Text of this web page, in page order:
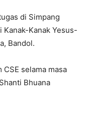
di Simpang
Kanak Yesus-
Bandol.
selama masa
Bhuana